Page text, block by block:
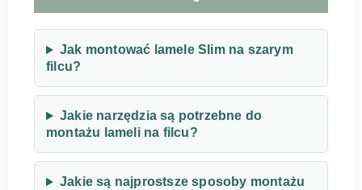
Jak montować lamele Slim na szarym
filcu?
Jakie narzędzia są potrzebne do
montażu lameli na filcu?
Jakie są najprostsze sposoby montażu